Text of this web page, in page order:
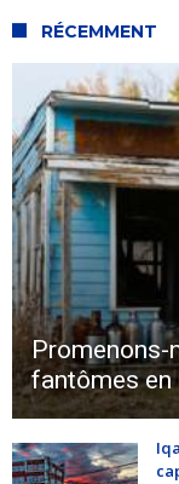
RÉCEMMENT
Promenons-
fantômes en